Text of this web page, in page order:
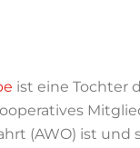
ist eine Tochter
(AWO) ist und